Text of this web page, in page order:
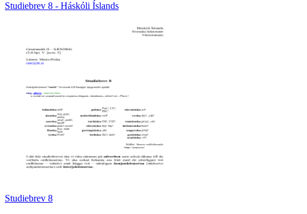
Studiebrev 8 - Háskóli Íslands
Studiebrev 8